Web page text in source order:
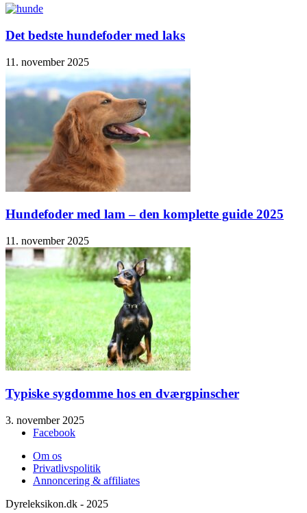
Det bedste hundefoder med laks
11. november 2025
Hundefoder med lam – den komplette guide 2025
11. november 2025
Typiske sygdomme hos en dværgpinscher
3. november 2025
Facebook
Om os
Privatlivspolitik
Annoncering & affiliates
Dyreleksikon.dk - 2025